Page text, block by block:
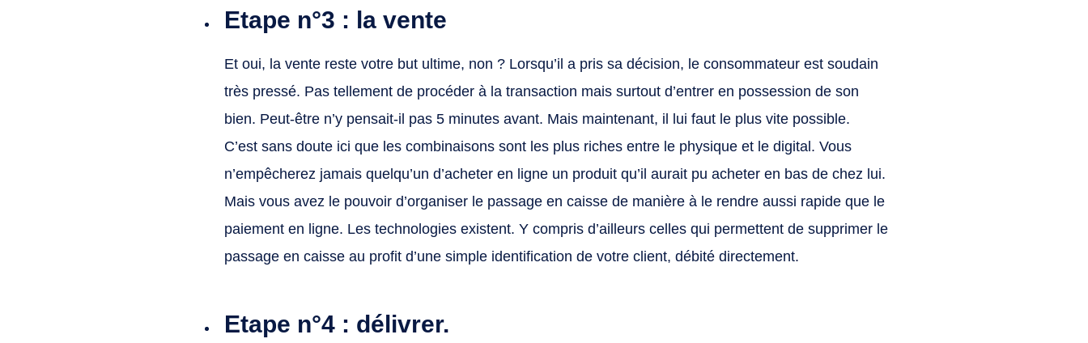
Etape n°3 : la vente
Et oui, la vente reste votre but ultime, non ? Lorsqu’il a pris sa décision, le consommateur est soudain
très pressé. Pas tellement de procéder à la transaction mais surtout d’entrer en possession de son
bien. Peut-être n’y pensait-il pas 5 minutes avant. Mais maintenant, il lui faut le plus vite possible.
C’est sans doute ici que les combinaisons sont les plus riches entre le physique et le digital. Vous
n’empêcherez jamais quelqu’un d’acheter en ligne un produit qu’il aurait pu acheter en bas de chez lui.
Mais vous avez le pouvoir d’organiser le passage en caisse de manière à le rendre aussi rapide que le
paiement en ligne. Les technologies existent. Y compris d’ailleurs celles qui permettent de supprimer le
passage en caisse au profit d’une simple identification de votre client, débité directement.
Etape n°4 : délivrer.